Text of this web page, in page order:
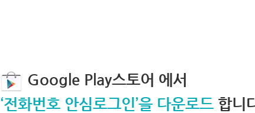
Google Play스토어 에서
‘전화번호 안심로그인’을 다운로드 합니